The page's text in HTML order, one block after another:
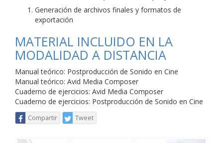
Generación de archivos finales y formatos de
exportación
MATERIAL INCLUIDO EN LA
MODALIDAD A DISTANCIA
Manual teórico: Postproducción de Sonido en Cine
Manual teórico: Avid Media Composer
Cuaderno de ejercicios: Avid Media Composer
Cuaderno de ejercicios: Postproducción de Sonido en Cine
Compartir Tweet